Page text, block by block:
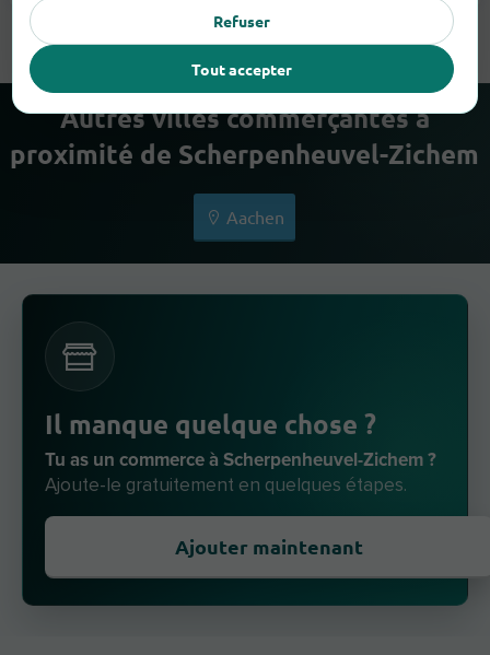
Autres villes commerçantes à
proximité de Scherpenheuvel-Zichem
Aachen
Il manque quelque chose ?
Tu as un commerce à Scherpenheuvel-Zichem ?
Ajoute-le gratuitement en quelques étapes.
Ajouter maintenant
Refuser
Tout accepter